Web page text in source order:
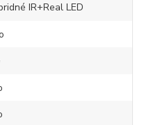
IR+Real LED